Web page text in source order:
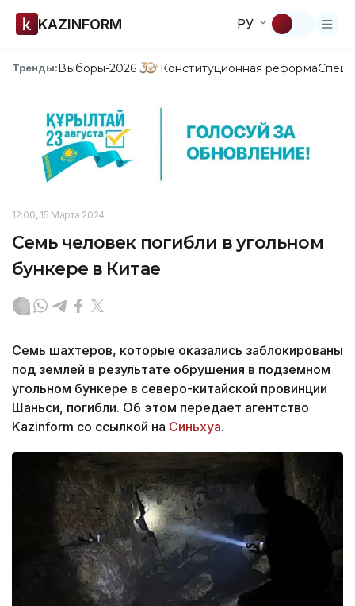
KAZINFORM РУ
Тренды:Выборы-2026 Конституционная реформа
12:00, 15 Марта 2024
Семь человек погибли в угольном
бункере в Китае
Семь шахтеров, которые оказались заблокированы
под землей в результате обрушения в подземном
угольном бункере в северо-китайской провинции
Шаньси, погибли. Об этом передает агентство
Kazinform со ссылкой на Синьхуа.